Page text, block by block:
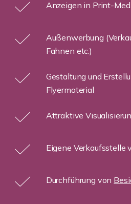
Anzeigen in Print-
Außenwerbung
Fahnen etc.)
Gestaltung und
Flyermaterial
Attraktive
Eigene Verkaufsstelle
Durchführung von